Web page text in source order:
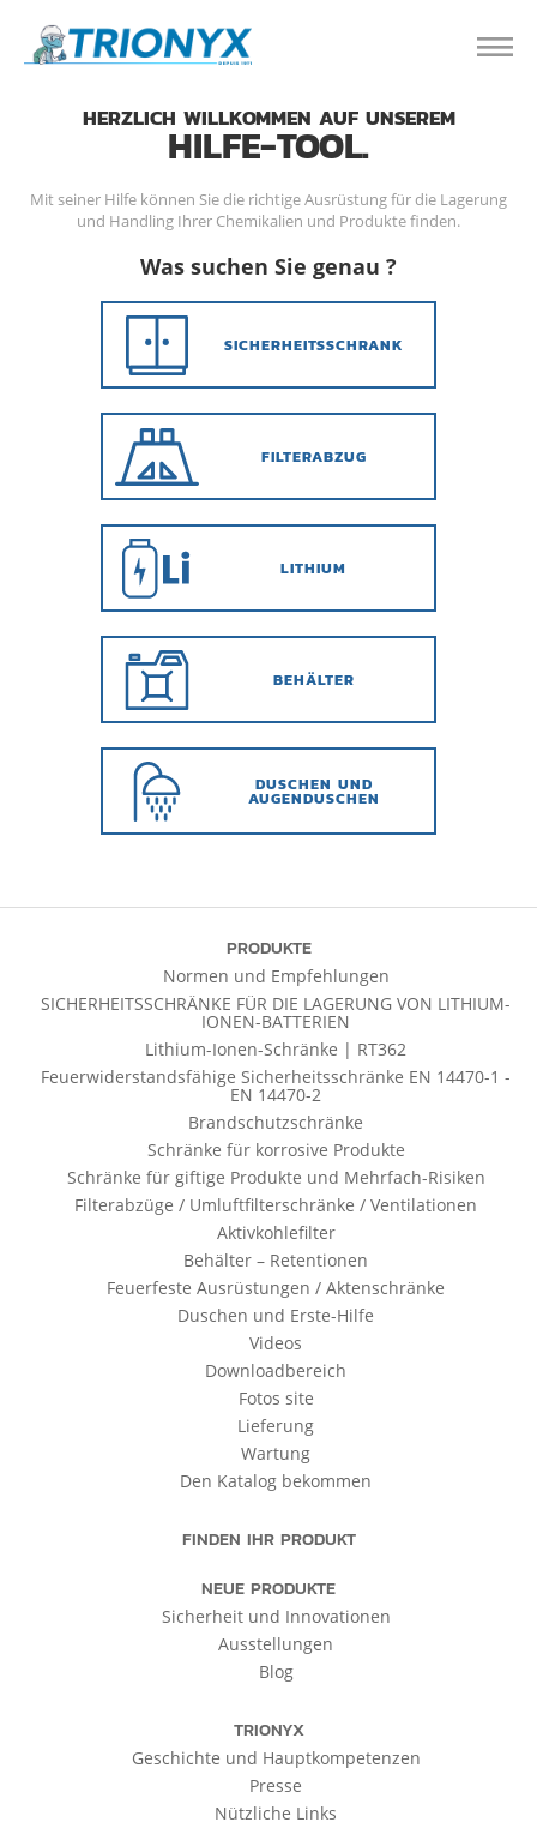
HERZLICH WILLKOMMEN AUF UNSEREM
HILFE-TOOL.
Mit seiner Hilfe können Sie die richtige Ausrüstung für die Lagerung
und Handling Ihrer Chemikalien und Produkte finden.
Was suchen Sie genau ?
SICHERHEITSSCHRANK
FILTERABZUG
LITHIUM
BEHÄLTER
DUSCHEN UND
AUGENDUSCHEN
PRODUKTE
Normen und Empfehlungen
SICHERHEITSSCHRÄNKE FÜR DIE LAGERUNG VON LITHIUM-
IONEN-BATTERIEN
Lithium-Ionen-Schränke | RT362
Feuerwiderstandsfähige Sicherheitsschränke EN 14470-1 -
EN 14470-2
Brandschutzschränke
Schränke für korrosive Produkte
Schränke für giftige Produkte und Mehrfach-Risiken
Filterabzüge / Umluftfilterschränke / Ventilationen
Aktivkohlefilter
Behälter – Retentionen
Feuerfeste Ausrüstungen / Aktenschränke
Duschen und Erste-Hilfe
Videos
Downloadbereich
Fotos site
Lieferung
Wartung
Den Katalog bekommen
FINDEN IHR PRODUKT
NEUE PRODUKTE
Sicherheit und Innovationen
Ausstellungen
Blog
TRIONYX
Geschichte und Hauptkompetenzen
Presse
Nützliche Links